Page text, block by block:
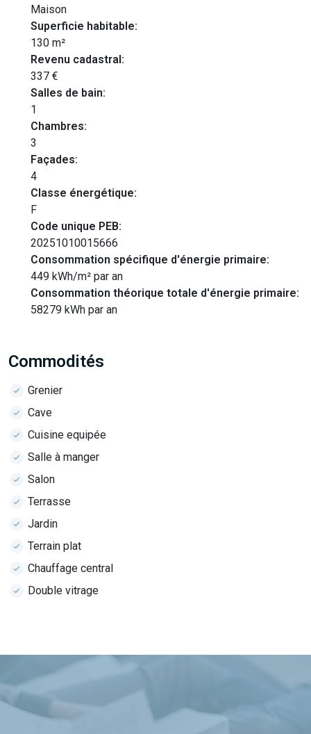
Maison
Superficie habitable:
130 m²
Revenu cadastral:
337 €
Salles de bain:
1
Chambres:
3
Façades:
4
Classe énergétique:
F
Code unique PEB:
20251010015666
Consommation spécifique d'énergie primaire:
449 kWh/m² par an
Consommation théorique totale d'énergie primaire:
58279 kWh par an
Commodités
Grenier
Cave
Cuisine equipée
Salle à manger
Salon
Terrasse
Jardin
Terrain plat
Chauffage central
Double vitrage